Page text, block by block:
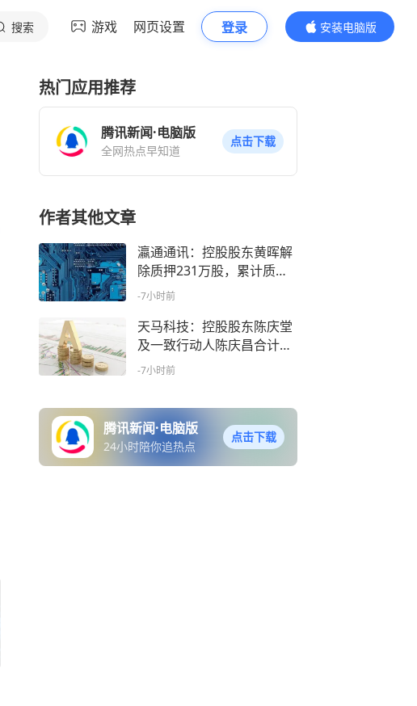
搜索 游戏 网页设置 登录
安装电脑版
内容更精彩
热门应用推荐
腾讯新闻·电脑版
全网热点早知道
点击下载
作者其他文章
瀛通通讯：控股股东黄晖解
除质押231万股，累计质押3
6.05%持股
-7小时前
天马科技：控股股东陈庆堂
及一致行动人陈庆昌合计减
持407万股
-7小时前
腾讯新闻·电脑版
24小时陪你追热点
点击下载